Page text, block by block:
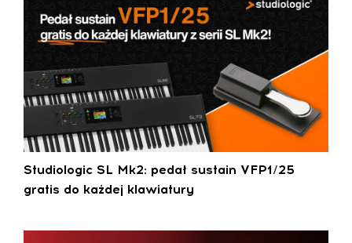
Studiologic SL Mk2: pedał sustain VFP1/25
gratis do każdej klawiatury